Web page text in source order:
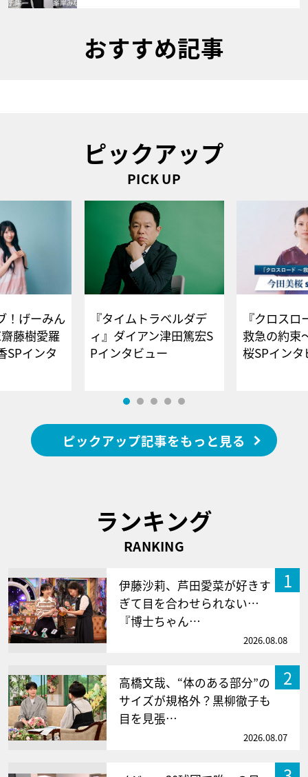
おすすめ記事
ピックアップ
PICK UP
！げーみん
藤樹愛羅
SPインタ
『タイムトラベルダデ
ィ』ダイアン津田篤宏S
Pインタビュー
『クロス
救急の約束
桜SPイ
ピックアップ記事をもっと見る
ランキング
RANKING
1
伊藤沙莉、芦田愛菜が好きす
ぎて目を合わせられない…
『博士ちゃん…
2026.08.08
2
高橋文哉、“体のある部分”の
サイズが規格外？黒柳徹子も
目を見張…
2026.08.07